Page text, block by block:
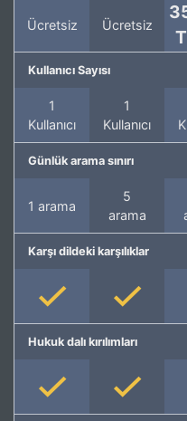
Ücretsiz Ücretsiz
Kullanıcı Sayısı
1
Kullanıcı
1
Kullanıcı
Günlük arama sınırı
1 arama
5
arama
Karşı dildeki karşılıklar
Hukuk dalı kırılımları